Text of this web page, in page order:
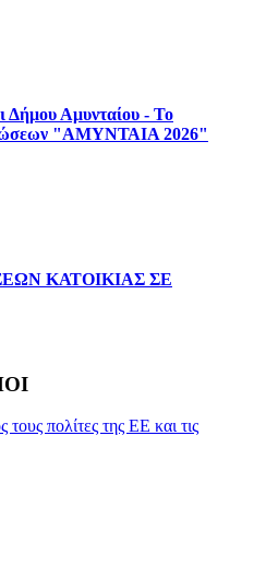
Δήμου Αμυνταίου - Το
"ΑΜΥΝΤΑΙΑ 2026"
ΚΑΤΟΙΚΙΑΣ ΣΕ